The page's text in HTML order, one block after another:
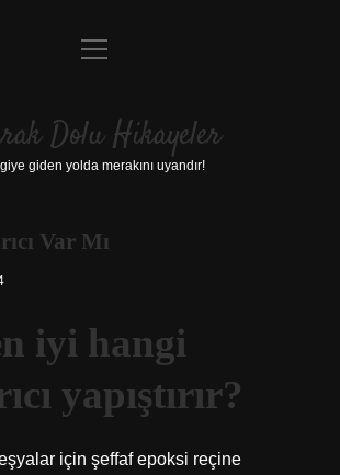
Anasayfa
Yasal Uyarı
menüyü
Dolu Hikayeler
giden yolda merakını uyandır!
Var Mı
iyi hangi
yapıştırır?
için şeffaf epoksi reçine